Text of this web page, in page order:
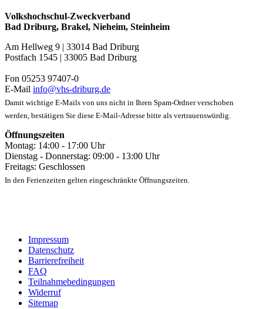
Volkshochschul-Zweckverband
Bad Driburg, Brakel, Nieheim, Steinheim
Am Hellweg 9 | 33014 Bad Driburg
Postfach 1545 | 33005 Bad Driburg
Fon 05253 97407-0
E-Mail info@vhs-driburg.de
Damit wichtige E-Mails von uns nicht in Ihren Spam-Ordner verschoben
werden, bestätigen Sie diese E-Mail-Adresse bitte als vertrauenswürdig.
Öffnungszeiten
Montag: 14:00 - 17:00 Uhr
Dienstag - Donnerstag: 09:00 - 13:00 Uhr
Freitags: Geschlossen
In den Ferienzeiten gelten eingeschränkte Öffnungszeiten.
Impressum
Datenschutz
Barrierefreiheit
FAQ
Teilnahmebedingungen
Widerruf
Sitemap